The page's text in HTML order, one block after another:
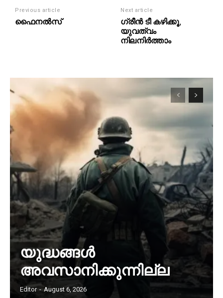
Previous article
ഫൈനല്‍സ്
Next article
ഗ്രീന്‍ ടീ കഴിക്കൂ,
യുവത്വം
നിലനിര്‍ത്താം
യുദ്ധങ്ങൾ
അവസാനിക്കുന്നില്ല
Editor - August 6, 2026